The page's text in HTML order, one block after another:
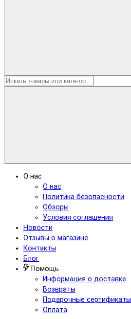
О нас
О нас
Политика безопасности
Обзоры
Условия соглашения
Новости
Отзывы о магазине
Контакты
Блог
Помощь
Информация о доставке
Возвраты
Подарочные сертификаты
Оплата